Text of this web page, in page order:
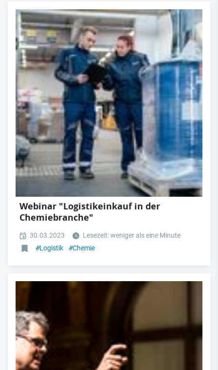
Webinar "Logistikeinkauf in der
Chemiebranche"
30.03.2023
Lesezeit: weniger als eine Minute
#Logistik #Chemie